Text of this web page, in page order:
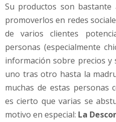
n
t
e
s
(
n
f
g
r
Su productos son
promoverlos en redes
de varios clientes
personas (especialmente
información sobre precios y
uno tras otro hasta la
muchas de estas personas
es cierto que varias se
motivo en especial: La